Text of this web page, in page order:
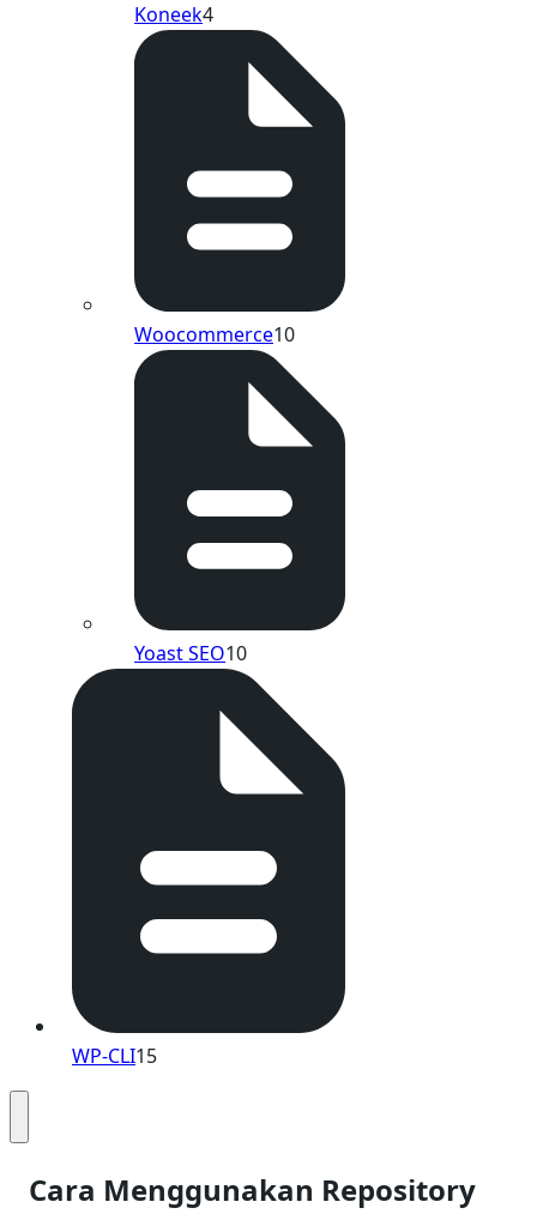
Koneek4
Woocommerce10
Yoast SEO10
WP-CLI15
Cara Menggunakan Repository